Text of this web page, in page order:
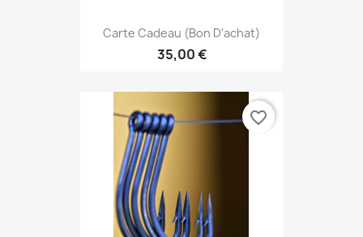
Carte Cadeau (Bon D'achat)
35,00 €
favorite_border